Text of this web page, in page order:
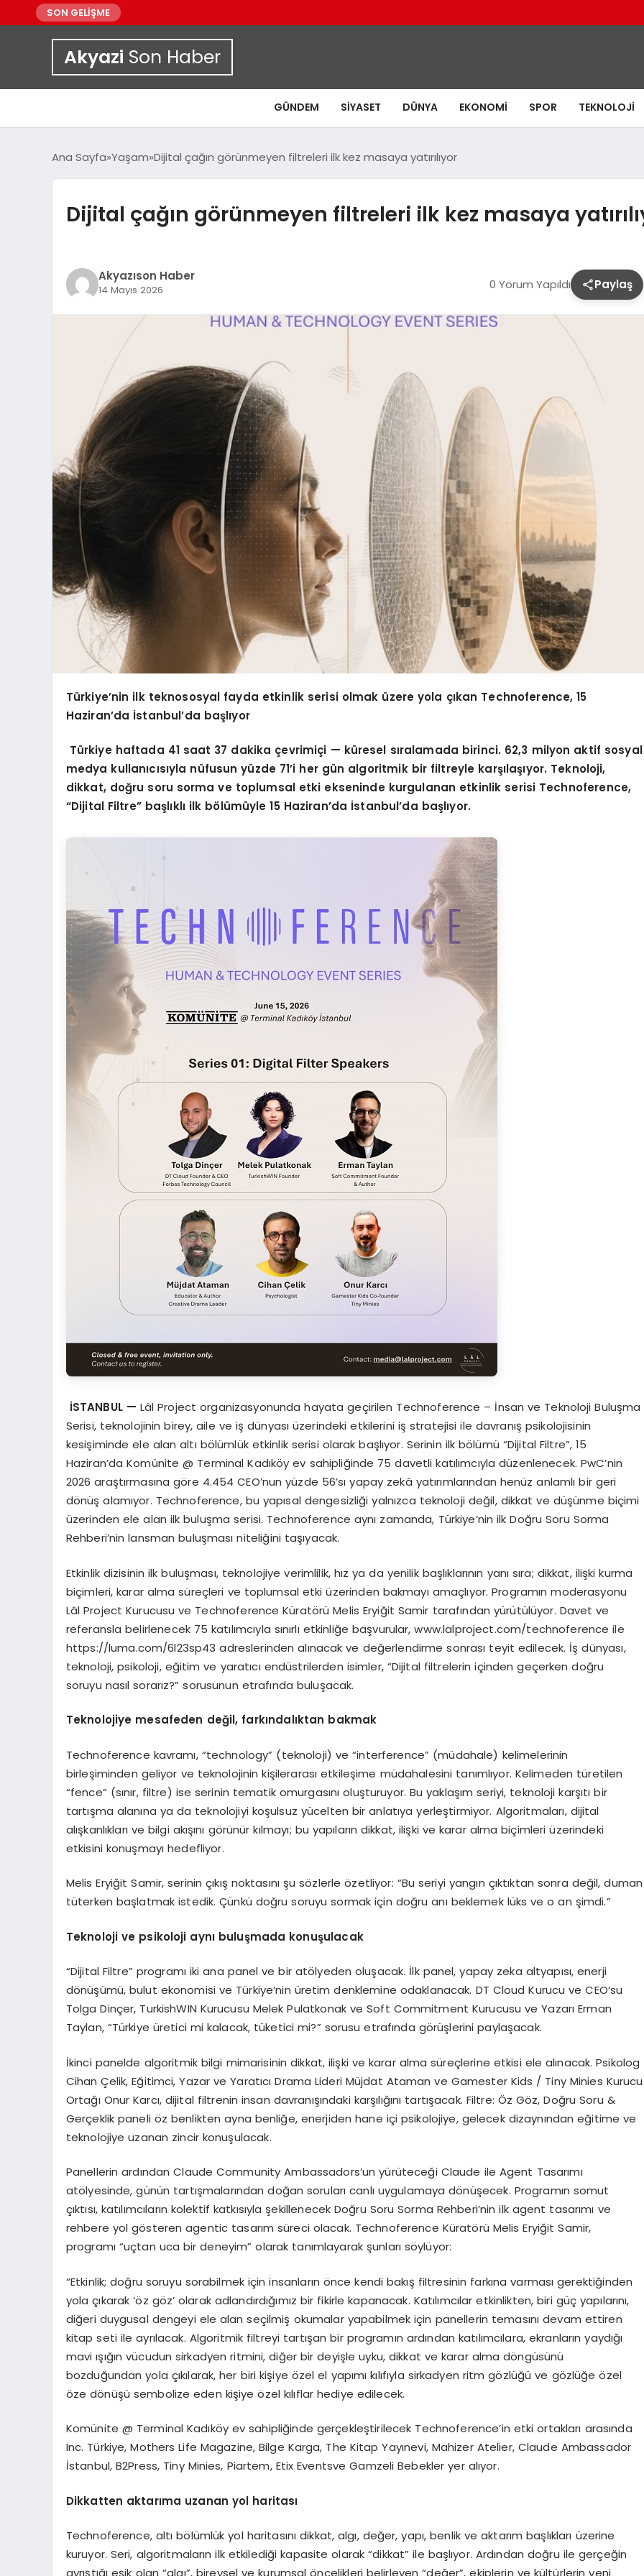
SON GELİŞME
Akyazi Son Haber
GÜNDEM SIYASET DÜNYA EKONOMI SPOR TEKNOLOJI
Ana Sayfa Yaşam Dijital çağın görünmeyen filtreleri ilk kez masaya yatırılıyor
Dijital çağın görünmeyen filtreleri ilk kez masaya
Akyazıson Haber
14 Mayıs 2026 0 Yorum Yapıldı Paylaş
Türkiye’nin ilk teknososyal fayda etkinlik serisi olmak üzere yola çıkan Technoference, 15
Haziran’da İstanbul’da başlıyor
Türkiye haftada 41 saat 37 dakika çevrimiçi — küresel sıralamada birinci. 62,3 milyon aktif sosyal
medya kullanıcısıyla nüfusun yüzde 71’i her gün algoritmik bir filtreyle karşılaşıyor. Teknoloji,
dikkat, doğru soru sorma ve toplumsal etki ekseninde kurgulanan etkinlik serisi Technoference,
“Dijital Filtre” başlıklı ilk bölümüyle 15 Haziran’da İstanbul’da başlıyor.
İSTANBUL — Lâl Project organizasyonunda hayata geçirilen Technoference – İnsan ve Teknoloji Buluşma
Serisi, teknolojinin birey, aile ve iş dünyası üzerindeki etkilerini iş stratejisi ile davranış psikolojisinin
kesişiminde ele alan altı bölümlük etkinlik serisi olarak başlıyor. Serinin ilk bölümü “Dijital Filtre”, 15
Haziran’da Komünite @ Terminal Kadıköy ev sahipliğinde 75 davetli katılımcıyla düzenlenecek. PwC’nin
2026 araştırmasına göre 4.454 CEO’nun yüzde 56’sı yapay zekâ yatırımlarından henüz anlamlı bir geri
dönüş alamıyor. Technoference, bu yapısal dengesizliği yalnızca teknoloji değil, dikkat ve düşünme biçimi
üzerinden ele alan ilk buluşma serisi. Technoference aynı zamanda, Türkiye’nin ilk Doğru Soru Sorma
Rehberi’nin lansman buluşması niteliğini taşıyacak.
Etkinlik dizisinin ilk buluşması, teknolojiye verimlilik, hız ya da yenilik başlıklarının yanı sıra; dikkat, ilişki kurma
biçimleri, karar alma süreçleri ve toplumsal etki üzerinden bakmayı amaçlıyor. Programın moderasyonu
Lâl Project Kurucusu ve Technoference Küratörü Melis Eryiğit Samir tarafından yürütülüyor. Davet ve
referansla belirlenecek 75 katılımcıyla sınırlı etkinliğe başvurular, www.lalproject.com/technoference ile
https://luma.com/6l23sp43 adreslerinden alınacak ve değerlendirme sonrası teyit edilecek. İş dünyası,
teknoloji, psikoloji, eğitim ve yaratıcı endüstrilerden isimler, “Dijital filtrelerin içinden geçerken doğru
soruyu nasıl sorarız?” sorusunun etrafında buluşacak.
Teknolojiye mesafeden değil, farkındalıktan bakmak
Technoference kavramı, “technology” (teknoloji) ve “interference” (müdahale) kelimelerinin
birleşiminden geliyor ve teknolojinin kişilerarası etkileşime müdahalesini tanımlıyor. Kelimeden türetilen
“fence” (sınır, filtre) ise serinin tematik omurgasını oluşturuyor. Bu yaklaşım seriyi, teknoloji karşıtı bir
tartışma alanına ya da teknolojiyi koşulsuz yücelten bir anlatıya yerleştirmiyor. Algoritmaları, dijital
alışkanlıkları ve bilgi akışını görünür kılmayı; bu yapıların dikkat, ilişki ve karar alma biçimleri üzerindeki
etkisini konuşmayı hedefliyor.
Melis Eryiğit Samir, serinin çıkış noktasını şu sözlerle özetliyor: “Bu seriyi yangın çıktıktan sonra değil, duman
tüterken başlatmak istedik. Çünkü doğru soruyu sormak için doğru anı beklemek lüks ve o an şimdi.”
Teknoloji ve psikoloji aynı buluşmada konuşulacak
“Dijital Filtre” programı iki ana panel ve bir atölyeden oluşacak. İlk panel, yapay zeka altyapısı, enerji
dönüşümü, bulut ekonomisi ve Türkiye’nin üretim denklemine odaklanacak. DT Cloud Kurucu ve CEO’su
Tolga Dinçer, TurkishWIN Kurucusu Melek Pulatkonak ve Soft Commitment Kurucusu ve Yazarı Erman
Taylan, “Türkiye üretici mi kalacak, tüketici mi?” sorusu etrafında görüşlerini paylaşacak.
İkinci panelde algoritmik bilgi mimarisinin dikkat, ilişki ve karar alma süreçlerine etkisi ele alınacak. Psikolog
Cihan Çelik, Eğitimci, Yazar ve Yaratıcı Drama Lideri Müjdat Ataman ve Gamester Kids / Tiny Minies Kurucu
Ortağı Onur Karcı, dijital filtrenin insan davranışındaki karşılığını tartışacak. Filtre: Öz Göz, Doğru Soru &
Gerçeklik paneli öz benlikten ayna benliğe, enerjiden hane içi psikolojiye, gelecek dizaynından eğitime ve
teknolojiye uzanan zincir konuşulacak.
Panellerin ardından Claude Community Ambassadors’un yürüteceği Claude ile Agent Tasarımı
atölyesinde, günün tartışmalarından doğan soruları canlı uygulamaya dönüşecek. Programın somut
çıktısı, katılımcıların kolektif katkısıyla şekillenecek Doğru Soru Sorma Rehberi’nin ilk agent tasarımı ve
rehbere yol gösteren agentic tasarım süreci olacak. Technoference Küratörü Melis Eryiğit Samir,
programı “uçtan uca bir deneyim” olarak tanımlayarak şunları söylüyor:
“Etkinlik; doğru soruyu sorabilmek için insanların önce kendi bakış filtresinin farkına varması gerektiğinden
yola çıkarak ‘öz göz’ olarak adlandırdığımız bir fikirle kapanacak. Katılımcılar etkinlikten, biri güç yapılarını,
diğeri duygusal dengeyi ele alan seçilmiş okumalar yapabilmek için panellerin temasını devam ettiren
kitap seti ile ayrılacak. Algoritmik filtreyi tartışan bir programın ardından katılımcılara, ekranların yaydığı
mavi ışığın vücudun sirkadyen ritmini, diğer bir deyişle uyku, dikkat ve karar alma döngüsünü
bozduğundan yola çıkılarak, her biri kişiye özel el yapımı kılıfıyla sirkadyen ritm gözlüğü ve gözlüğe özel
öze dönüşü sembolize eden kişiye özel kılıflar hediye edilecek.
Komünite @ Terminal Kadıköy ev sahipliğinde gerçekleştirilecek Technoference’in etki ortakları arasında
Inc. Türkiye, Mothers Life Magazine, Bilge Karga, The Kitap Yayınevi, Mahizer Atelier, Claude Ambassador
İstanbul, B2Press, Tiny Minies, Piartem, Etix Eventsve Gamzeli Bebekler yer alıyor.
Dikkatten aktarıma uzanan yol haritası
Technoference, altı bölümlük yol haritasını dikkat, algı, değer, yapı, benlik ve aktarım başlıkları üzerine
kuruyor. Seri, algoritmaların ilk etkilediği kapasite olarak “dikkat” ile başlıyor. Ardından doğru ile gerçeğin
ayrıştığı eşik olan “algı”, bireysel ve kurumsal öncelikleri belirleyen “değer”, ekiplerin ve kültürlerin yeni